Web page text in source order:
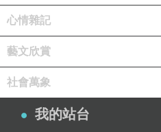
心情雜記
藝文欣賞
社會萬象
我的站台